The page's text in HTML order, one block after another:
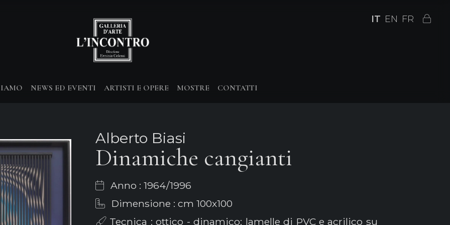
IT EN FR
NEWS ED EVENTI ARTISTI E OPERE MOSTRE CONTATTI
Alberto Biasi
Dinamiche cangianti
Anno : 1964/1996
Dimensione : cm 100x100
Tecnica : ottico - dinamico: lamelle di PVC e acrilico su